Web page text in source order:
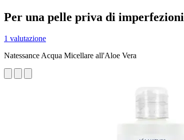
Per una pelle priva di
1 valutazione
Natessance Acqua Micellare all'Aloe Vera